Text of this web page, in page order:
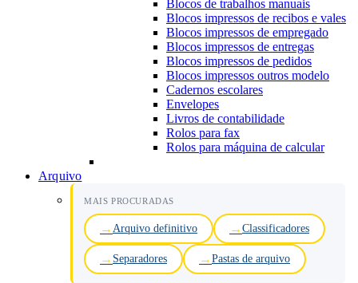
Blocos de trabalhos manuais
Blocos impressos de recibos e vales
Blocos impressos de empregado
Blocos impressos de entregas
Blocos impressos de pedidos
Blocos impressos outros modelo
Cadernos escolares
Envelopes
Livros de contabilidade
Rolos para fax
Rolos para máquina de calcular
Arquivo
MAIS PROCURADAS
Arquivo definitivo Classificadores
Separadores Pastas de arquivo